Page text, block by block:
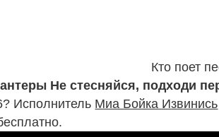
Кто поет
Не стесняйся, подходи
Исполнитель Миа Бойка Извинись